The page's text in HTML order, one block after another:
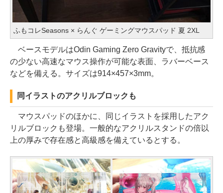
ふもコレSeasons × らんぐ ゲーミングマウスパッド 夏 2XL
ベースモデルはOdin Gaming Zero Gravityで、抵抗感
の少ない高速なマウス操作が可能な表面、ラバーベース
などを備える。サイズは914×457×3mm。
同イラストのアクリルブロックも
マウスパッドのほかに、同じイラストを採用したアク
リルブロックも登場。一般的なアクリルスタンドの倍以
上の厚みで存在感と高級感を備えているとする。